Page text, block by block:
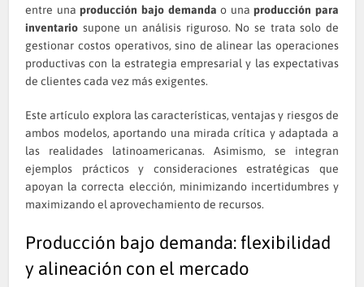
entre unaproducción bajo demanda o unaproducción para
inventario supone un análisis riguroso. No se trata solo de
gestionar costos operativos, sino de alinear las operaciones
productivas con la estrategia empresarial y las expectativas
de clientes cada vez más exigentes.
Este artículo explora las características, ventajas y riesgos de
ambos modelos, aportando una mirada crítica y adaptada a
las realidades latinoamericanas. Asimismo, se integran
ejemplos prácticos y consideraciones estratégicas que
apoyan la correcta elección, minimizando incertidumbres y
maximizando el aprovechamiento de recursos.
Producción bajo demanda: flexibilidad
y alineación con el mercado